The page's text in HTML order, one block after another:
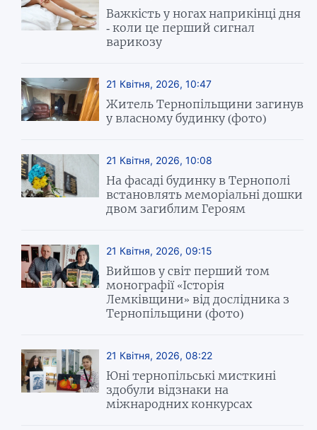
Важкість у ногах наприкінці дня
- коли це перший сигнал
варикозу
21 Квітня, 2026, 10:47
Житель Тернопільщини загинув
у власному будинку (фото)
21 Квітня, 2026, 10:08
На фасаді будинку в Тернополі
встановлять меморіальні дошки
двом загиблим Героям
21 Квітня, 2026, 09:15
Вийшов у світ перший том
монографії «Історія
Лемківщини» від дослідника з
Тернопільщини (фото)
21 Квітня, 2026, 08:22
Юні тернопільські мисткині
здобули відзнаки на
міжнародних конкурсах